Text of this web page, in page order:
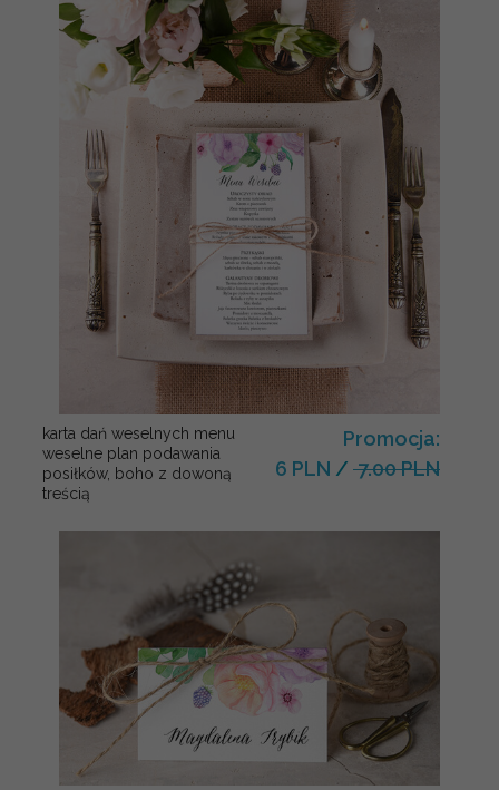
karta dań weselnych menu
weselne plan podawania
posiłków, boho z dowoną
treścią
Promocja:
6 PLN / 7.00 PLN